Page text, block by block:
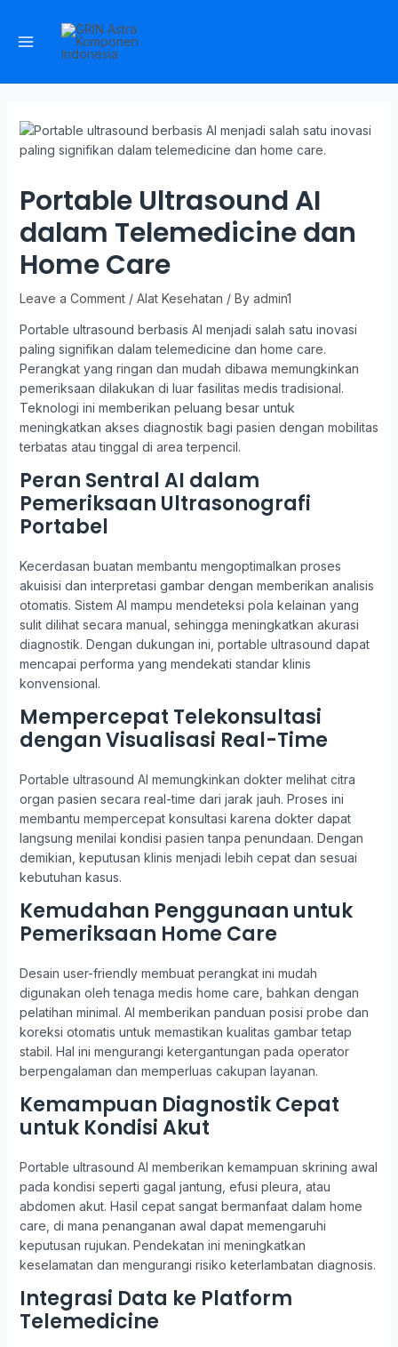
Portable Ultrasound AI
dalam Telemedicine dan
Home Care
Leave a Comment / Alat Kesehatan / By admin1
Portable ultrasound berbasis AI menjadi salah satu inovasi
paling signifikan dalam telemedicine dan home care.
Perangkat yang ringan dan mudah dibawa memungkinkan
pemeriksaan dilakukan di luar fasilitas medis tradisional.
Teknologi ini memberikan peluang besar untuk
meningkatkan akses diagnostik bagi pasien dengan mobilitas
terbatas atau tinggal di area terpencil.
Peran Sentral AI dalam
Pemeriksaan Ultrasonografi
Portabel
Kecerdasan buatan membantu mengoptimalkan proses
akuisisi dan interpretasi gambar dengan memberikan analisis
otomatis. Sistem AI mampu mendeteksi pola kelainan yang
sulit dilihat secara manual, sehingga meningkatkan akurasi
diagnostik. Dengan dukungan ini, portable ultrasound dapat
mencapai performa yang mendekati standar klinis
konvensional.
Mempercepat Telekonsultasi
dengan Visualisasi Real-Time
Portable ultrasound AI memungkinkan dokter melihat citra
organ pasien secara real-time dari jarak jauh. Proses ini
membantu mempercepat konsultasi karena dokter dapat
langsung menilai kondisi pasien tanpa penundaan. Dengan
demikian, keputusan klinis menjadi lebih cepat dan sesuai
kebutuhan kasus.
Kemudahan Penggunaan untuk
Pemeriksaan Home Care
Desain user-friendly membuat perangkat ini mudah
digunakan oleh tenaga medis home care, bahkan dengan
pelatihan minimal. AI memberikan panduan posisi probe dan
koreksi otomatis untuk memastikan kualitas gambar tetap
stabil. Hal ini mengurangi ketergantungan pada operator
berpengalaman dan memperluas cakupan layanan.
Kemampuan Diagnostik Cepat
untuk Kondisi Akut
Portable ultrasound AI memberikan kemampuan skrining awal
pada kondisi seperti gagal jantung, efusi pleura, atau
abdomen akut. Hasil cepat sangat bermanfaat dalam home
care, di mana penanganan awal dapat memengaruhi
keputusan rujukan. Pendekatan ini meningkatkan
keselamatan dan mengurangi risiko keterlambatan diagnosis.
Integrasi Data ke Platform
Telemedicine